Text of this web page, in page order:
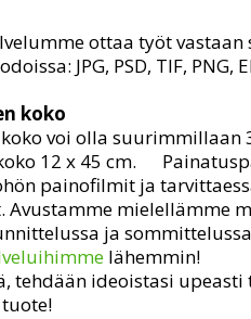
ottaa työt vastaan
JPG, PSD, TIF, PNG,
koko
voi olla suurimmillaan
12 x 45 cm.
painofilmit ja
Avustamme mielellämme
ja
lähemmin!
tehdään ideoistasi